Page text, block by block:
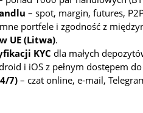
– spot, margin, futures,
portfele i zgodność z
UE (Litwa).
KYC dla małych
i iOS z pełnym dostępem
7) – czat online, e‑mail,